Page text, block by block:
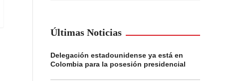
Últimas Noticias
Delegación estadounidense ya está en
Colombia para la posesión presidencial